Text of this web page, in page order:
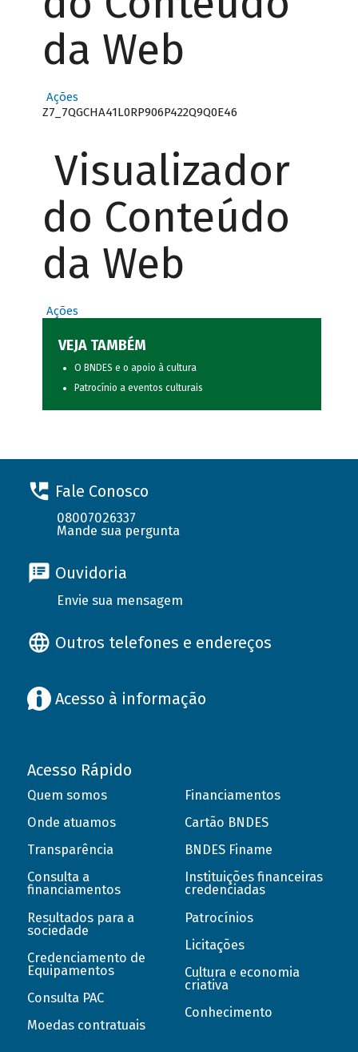
da Web
Ações
Z7_7QGCHA41L0RP906P422Q9Q0E46
Visualizador
do Conteúdo
da Web
Ações
VEJA TAMBÉM
O BNDES e o apoio à cultura
Patrocínio a eventos culturais
Fale Conosco
08007026337
Mande sua pergunta
Ouvidoria
Envie sua mensagem
Outros telefones e endereços
Acesso à informação
Acesso Rápido
Quem somos
Onde atuamos
Transparência
Consulta a
financiamentos
Resultados para a
sociedade
Credenciamento de
Equipamentos
Consulta PAC
Moedas contratuais
Financiamentos
Cartão BNDES
BNDES Finame
Instituições financeiras
credenciadas
Patrocínios
Licitações
Cultura e economia
criativa
Conhecimento